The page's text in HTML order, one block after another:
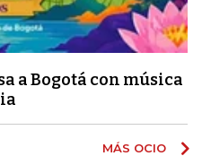
a Bogotá con música
MÁS OCIO